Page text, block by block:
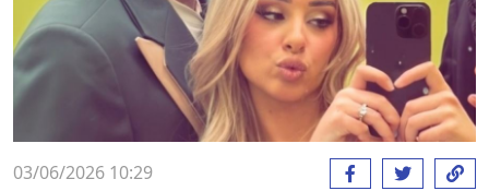
03/06/2026 10:29